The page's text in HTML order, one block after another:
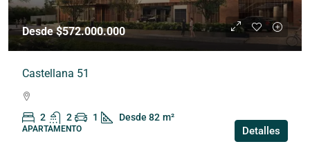
Desde $572.000.000
Castellana 51
2 2 1 Desde 82 m²
APARTAMENTO Detalles